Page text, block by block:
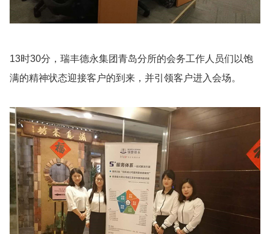
13时30分，瑞丰德永集团青岛分所的会务工作人员们以饱
满的精神状态迎接客户的到来，并引领客户进入会场。